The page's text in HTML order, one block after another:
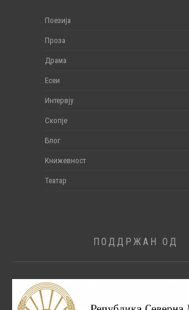
Поезија
Проза
Драма
Есеи
Интервју
Скопје
Блог
Книжевност
Театар
ПОДДРЖАН ОД